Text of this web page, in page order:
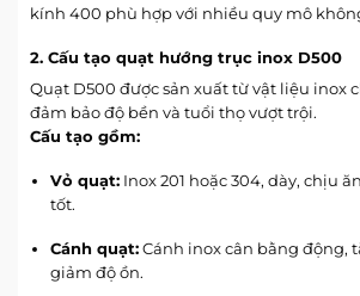
kính 400 phù hợp với nhiều quy mô
2. Cấu tạo quạt hướng trục inox D500
Quạt D500 được sản xuất từ vật liệu inox
đảm bảo độ bền và tuổi thọ vượt trội.
Cấu tạo gồm:
Vỏ quạt:Inox 201 hoặc 304, dày, chịu
tốt.
Cánh quạt:Cánh inox cân bằng động,
giảm độ ồn.